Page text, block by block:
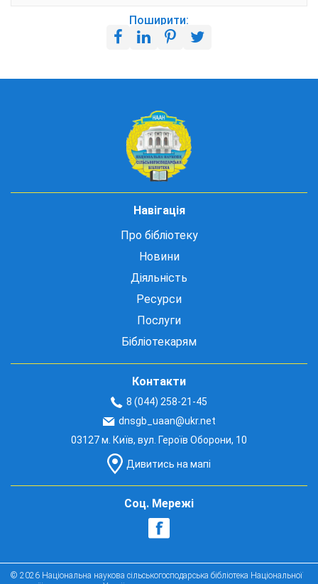
Поширити:
Навігація
Про бібліотеку
Новини
Діяльність
Ресурси
Послуги
Бібліотекарям
Контакти
8 (044) 258-21-45
dnsgb_uaan@ukr.net
03127 м. Київ, вул. Героїв Оборони, 10
Дивитись на мапі
Соц. Мережі
© 2026 Національна наукова сільськогосподарська бібліотека Національної